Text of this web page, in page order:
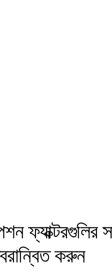
ফ্যাক্টরগুলির
করুন